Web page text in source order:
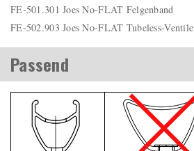
FE-501.301 Joes No-FLAT Felgenband
FE-502.903 Joes No-FLAT Tubeless-Ventile
Passend